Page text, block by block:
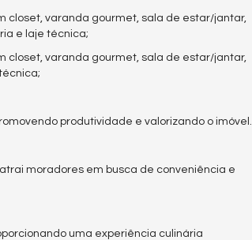
closet, varanda gourmet, sala de estar/jantar,
e laje técnica;
closet, varanda gourmet, sala de estar/jantar,
produtividade e valorizando o imóvel.
moradores em busca de conveniência e
uma experiência culinária